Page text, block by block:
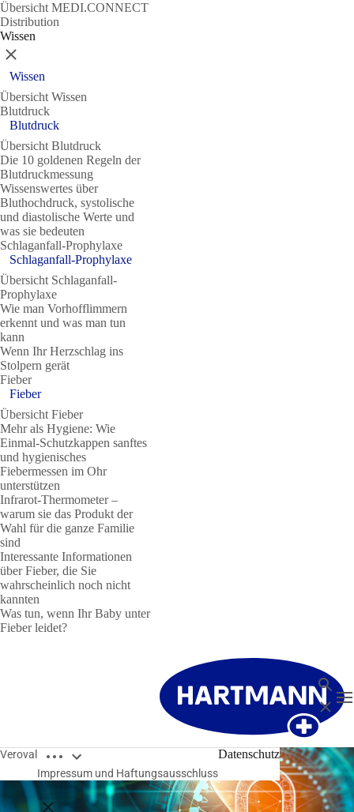
Übersicht MEDI.CONNECT
Distribution
Wissen
Schließen
Wissen
Übersicht Wissen
Blutdruck
Blutdruck
Übersicht Blutdruck
Die 10 goldenen Regeln der
Blutdruckmessung
Wissenswertes über
Bluthochdruck, systolische
und diastolische Werte und
was sie bedeuten
Schlaganfall-Prophylaxe
Schlaganfall-Prophylaxe
Übersicht Schlaganfall-
Prophylaxe
Wie man Vorhofflimmern
erkennt und was man tun
kann
Wenn Ihr Herzschlag ins
Stolpern gerät
Fieber
Fieber
Übersicht Fieber
Mehr als Hygiene: Wie
Einmal-Schutzkappen sanftes
und hygienisches
Fiebermessen im Ohr
unterstützen
Infrarot-Thermometer –
warum sie das Produkt der
Wahl für die ganze Familie
sind
Interessante Informationen
über Fieber, die Sie
wahrscheinlich noch nicht
kannten
Was tun, wenn Ihr Baby unter
Fieber leidet?
Suche
Veroval Breadcrumbs öffnen
Breadcrumbs schließen
Impressum und Haftungsausschluss
Datenschutz